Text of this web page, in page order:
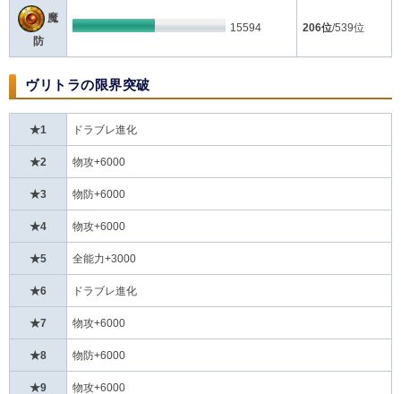
魔
防
15594 206位/539位
ヴリトラの限界突破
★1 ドラブレ進化
★2 物攻+6000
★3 物防+6000
★4 物攻+6000
★5 全能力+3000
★6 ドラブレ進化
★7 物攻+6000
★8 物防+6000
★9 物攻+6000